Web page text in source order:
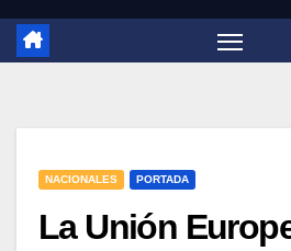
NACIONALES PORTADA
La Unión